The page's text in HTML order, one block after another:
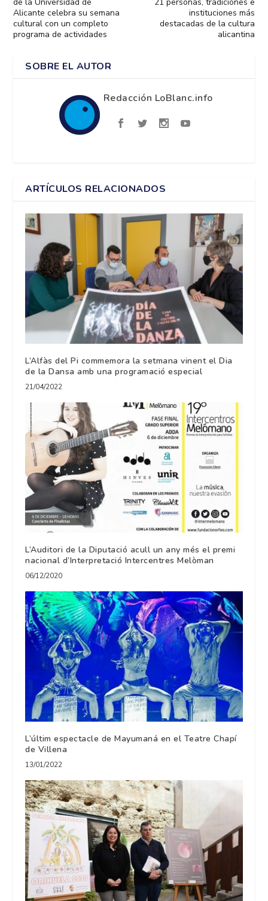
Alicante celebra su semana
cultural con un completo
programa de actividades
instituciones más
destacadas de la cultura
alicantina
SOBRE EL AUTOR
Redacción LoBlanc.info
ARTÍCULOS RELACIONADOS
L’Alfàs del Pi commemora la setmana vinent el Dia
de la Dansa amb una programació especial
21/04/2022
L’Auditori de la Diputació acull un any més el premi
nacional d’Interpretació Intercentres Melòman
06/12/2020
L’últim espectacle de Mayumaná en el Teatre Chapí
de Villena
13/01/2022